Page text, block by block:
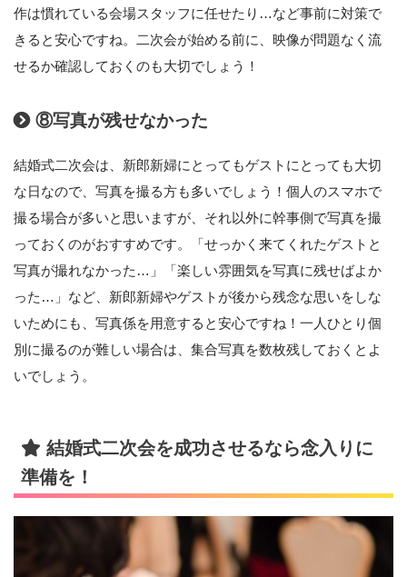
作は慣れている会場スタッフに任せたり…など事前に対策で
きると安心ですね。二次会が始める前に、映像が問題なく流
せるか確認しておくのも大切でしょう！
⑧写真が残せなかった
結婚式二次会は、新郎新婦にとってもゲストにとっても大切
な日なので、写真を撮る方も多いでしょう！個人のスマホで
撮る場合が多いと思いますが、それ以外に幹事側で写真を撮
っておくのがおすすめです。「せっかく来てくれたゲストと
写真が撮れなかった…」「楽しい雰囲気を写真に残せばよか
った…」など、新郎新婦やゲストが後から残念な思いをしな
いためにも、写真係を用意すると安心ですね！一人ひとり個
別に撮るのが難しい場合は、集合写真を数枚残しておくとよ
いでしょう。
結婚式二次会を成功させるなら念入りに
準備を！